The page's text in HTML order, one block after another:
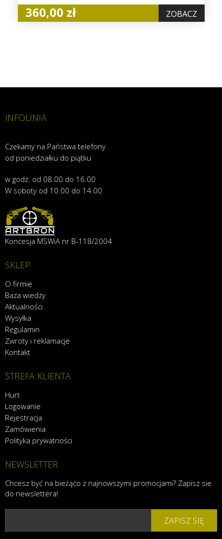
360,00 zł ZOBACZ
INFOLINIA
Czekamy na Państwa telefony
od poniedziałku do piątku
w godz. od 08.00 do 16.00
W soboty od 10.00 do 14.00
Koncesja MSWiA nr B-118/2004
SKLEP
O firmie
Baza wiedzy
Aktualności
Wysyłka
Regulamin
Zwroty i reklamacje
Kontakt
STREFA KLIENTA
Hurt
Logowanie
Rejestracja
Zamówienia
Polityka prywatności
NEWSLETTER
Chcesz być na bieżąco z najnowszymi promocjami? Zapisz sie
do newslettera!
ZAPISZ SIĘ